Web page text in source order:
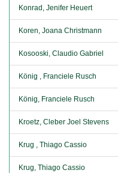
Konrad, Jenifer Heuert
Koren, Joana Christmann
Kosooski, Claudio Gabriel
König , Franciele Rusch
König, Franciele Rusch
Kroetz, Cleber Joel Stevens
Krug , Thiago Cassio
Krug, Thiago Cassio